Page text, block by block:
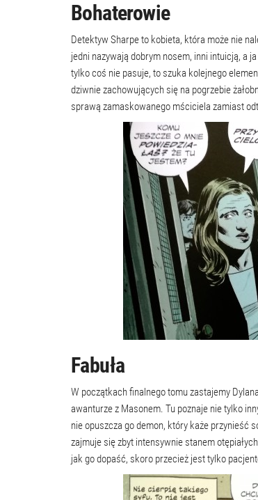
Bohaterowie
Detektyw Sharpe to kobieta, która może nie
jedni nazywają dobrym nosem, inni intuicją, a
tylko coś nie pasuje, to szuka kolejnego
dziwnie zachowujących się na pogrzebie
sprawą zamaskowanego mściciela zamiast
Fabuła
W początkach finalnego tomu zastajemy
awanturze z Masonem. Tu poznaje nie tylko
nie opuszcza go demon, który każe przynieść
zajmuje się zbyt intensywnie stanem
jak go dopaść, skoro przecież jest tylko